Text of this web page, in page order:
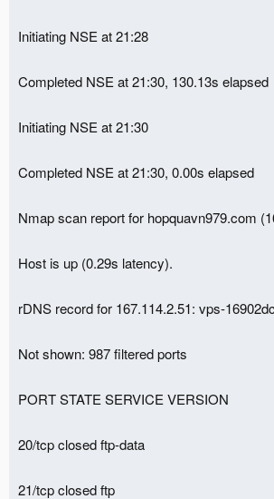
Initiating NSE at 21:28
Completed NSE at 21:30, 130.13s elapsed
Initiating NSE at 21:30
Completed NSE at 21:30, 0.00s elapsed
Nmap scan report for hopquavn979.com
Host is up (0.29s latency).
rDNS record for 167.114.2.51: vps-
Not shown: 987 filtered ports
PORT STATE SERVICE VERSION
20/tcp closed ftp-data
21/tcp closed ftp